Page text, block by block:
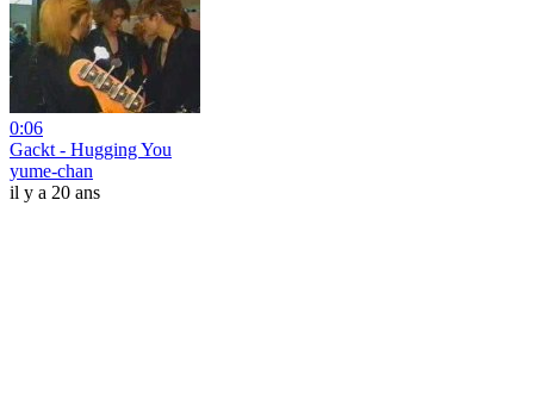
0:06
Gackt - Hugging You
yume-chan
il y a 20 ans